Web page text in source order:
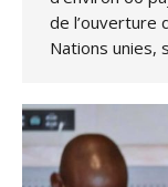
de l’ouverture
Nations unies,